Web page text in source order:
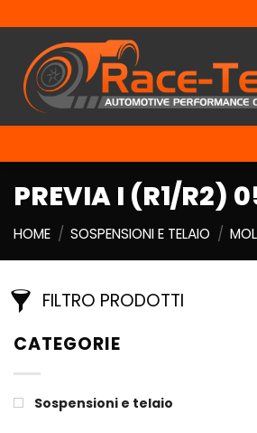
contenuti
PREVIA I (R1/R2)
HOME / SOSPENSIONI E TELAIO /
FILTRO PRODOTTI
CATEGORIE
Sospensioni e telaio